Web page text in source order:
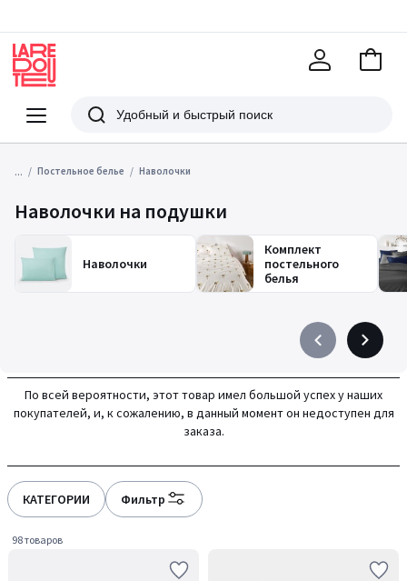
Меню
Redoute
Поиск
В
... Постельное белье Наволочки
Наволочки на подушки
Наволочки
Комплект
постельного
белья
Précédent
à
gauche
Suivant
à
droite
По всей вероятности, этот товар имел большой успех у наших
покупателей, и, к сожалению, в данный момент он недоступен для
заказа.
КАТЕГОРИИ Фильтр
98 товаров